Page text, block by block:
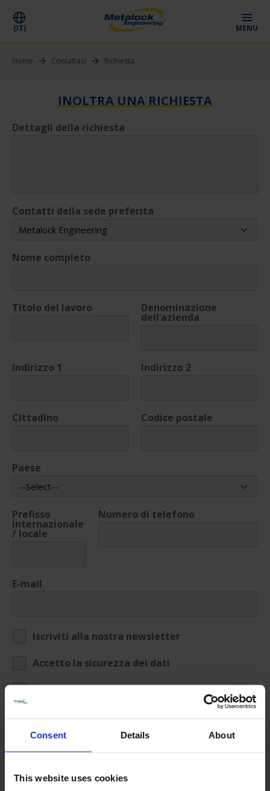
Consent Details About
This website uses cookies
(IT) MENU
Home Contattaci Richiesta
INOLTRA UNA RICHIESTA
Dettagli della richiesta
Contatti della sede preferita
Nome completo
Titolo del lavoro Denominazione
dell’azienda
Indirizzo 1 Indirizzo 2
Cittadino Codice postale
Paese
Prefisso
internazionale
/ locale
Numero di telefono
E-mail
Iscriviti alla nostra newsletter
Accetto la sicurezza dei dati
Aggiungi allegati